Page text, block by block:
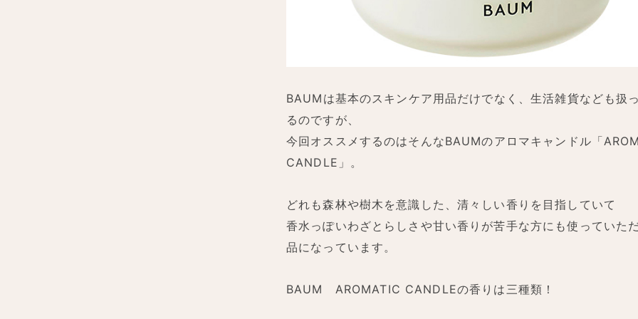
BAUMは基本のスキンケア用品だけでなく、生活雑貨なども扱
るのですが、
今回オススメするのはそんなBAUMのアロマキャンドル「
CANDLE」。
どれも森林や樹木を意識した、清々しい香りを目指していて
香水っぽいわざとらしさや甘い香りが苦手な方にも使っていた
品になっています。
BAUM AROMATIC CANDLEの香りは三種類！